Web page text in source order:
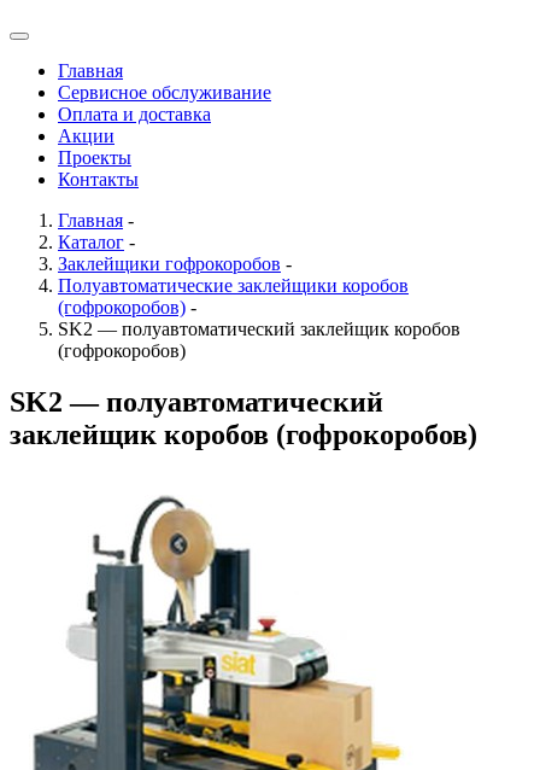
Главная
Сервисное обслуживание
Оплата и доставка
Акции
Проекты
Контакты
Главная -
Каталог -
Заклейщики гофрокоробов -
Полуавтоматические заклейщики коробов
(гофрокоробов) -
SK2 — полуавтоматический заклейщик коробов
(гофрокоробов)
SK2 — полуавтоматический
заклейщик коробов (гофрокоробов)